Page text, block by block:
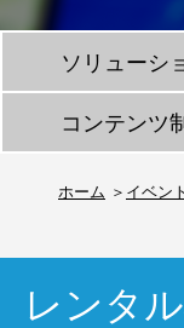
ソリューシ
コンテンツ
ホーム イベン
レンタ